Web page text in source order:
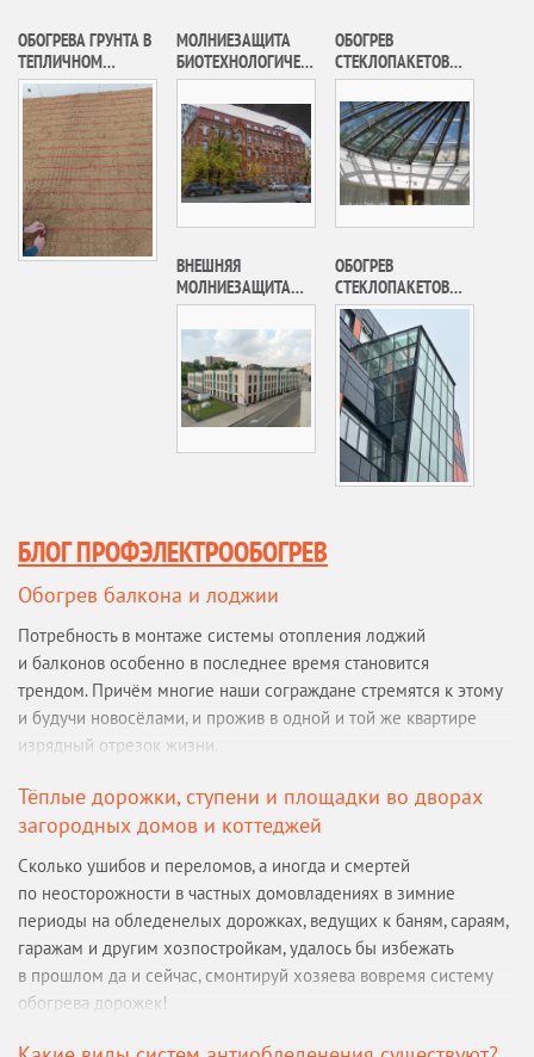
ОБОГРЕВА ГРУНТА В
ТЕПЛИЧНОМ
ХОЗЯЙСТВЕ В Г.
ЯРОСЛАВЛЬ
МОЛНИЕЗАЩИТА
БИОТЕХНОЛОГИЧЕС
КОЙ КОМПАНИИ
«ФИРН М»
ОБОГРЕВ
СТЕКЛОПАКЕТОВ
РЕЗИДЕНЦИИ
ВРЕМЕННОГО
ПРЕБЫВАНИЯ ГЛАВ
ИНОСТРАННЫХ
ДЕЛЕГАЦИЙ
ОБЪЕКТА
«РЕСТАВРАЦИЯ И
ПРИСПОСОБЛЕНИЕ
ЗДАНИЙ ДОМА №14
СТР.1 И 2 ПО УЛ.
ВОЗДВИЖЕНКА, Г.
МОСКВА»
ВНЕШНЯЯ
МОЛНИЕЗАЩИТА
ОСОБНЯКА В БИЗНЕС
КВАРТАЛЕ
ОБОГРЕВ
СТЕКЛОПАКЕТОВ
СВЕТОПРОЗРАЧНОЙ
КРОВЛИ Г. МОСКВА,
ЗЕЛЕНОГРАД
БЛОГ ПРОФЭЛЕКТРООБОГРЕВ
Обогрев балкона и лоджии
Потребность в монтаже системы отопления лоджий
и балконов особенно в последнее время становится
трендом. Причём многие наши сограждане стремятся к этому
и будучи новосёлами, и прожив в одной и той же квартире
изрядный отрезок жизни.
Тёплые дорожки, ступени и площадки во дворах
загородных домов и коттеджей
Сколько ушибов и переломов, а иногда и смертей
по неосторожности в частных домовладениях в зимние
периоды на обледенелых дорожках, ведущих к баням, сараям,
гаражам и другим хозпостройкам, удалось бы избежать
в прошлом да и сейчас, смонтируй хозяева вовремя систему
обогрева дорожек!